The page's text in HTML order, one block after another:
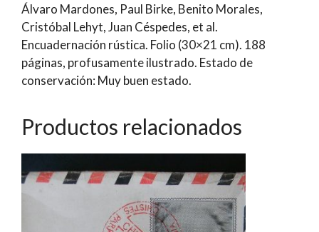
Álvaro Mardones, Paul Birke, Benito Morales,
Cristóbal Lehyt, Juan Céspedes, et al.
Encuadernación rústica. Folio (30×21 cm). 188
páginas, profusamente ilustrado. Estado de
conservación: Muy buen estado.
Productos relacionados